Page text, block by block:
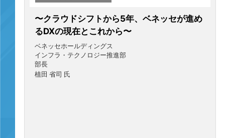
〜クラウドシフトから5年、ベネッセが進め
るDXの現在とこれから〜
ベネッセホールディングス
インフラ・テクノロジー推進部
部長
植田 省司 氏